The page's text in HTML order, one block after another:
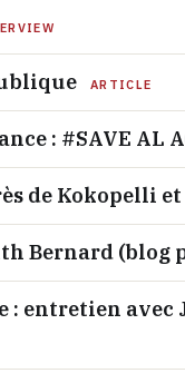
ARTICLE
: #SAVE AL
de Kokopelli et
Bernard (blog
entretien avec